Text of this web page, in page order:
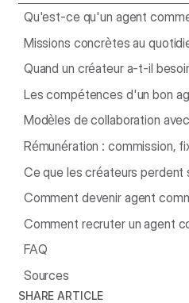
Qu'est-ce qu'un agent
YouTube ?
Missions concrètes au
Quand un créateur a-t-il
Les compétences d'un bon
créateurs
Modèles de collaboration
Rémunération : commission,
Ce que les créateurs perdent
estimation concrète
Comment devenir agent
Comment recruter un agent
FAQ
Sources
SHARE ARTICLE